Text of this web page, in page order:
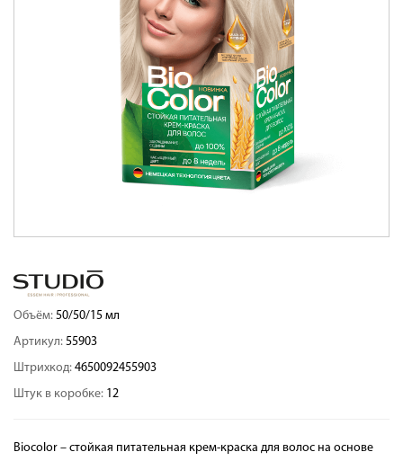
Объём: 50/50/15 мл
Артикул: 55903
Штрихкод: 4650092455903
Штук в коробке: 12
Biocolor – стойкая питательная крем-краска для волос на основе